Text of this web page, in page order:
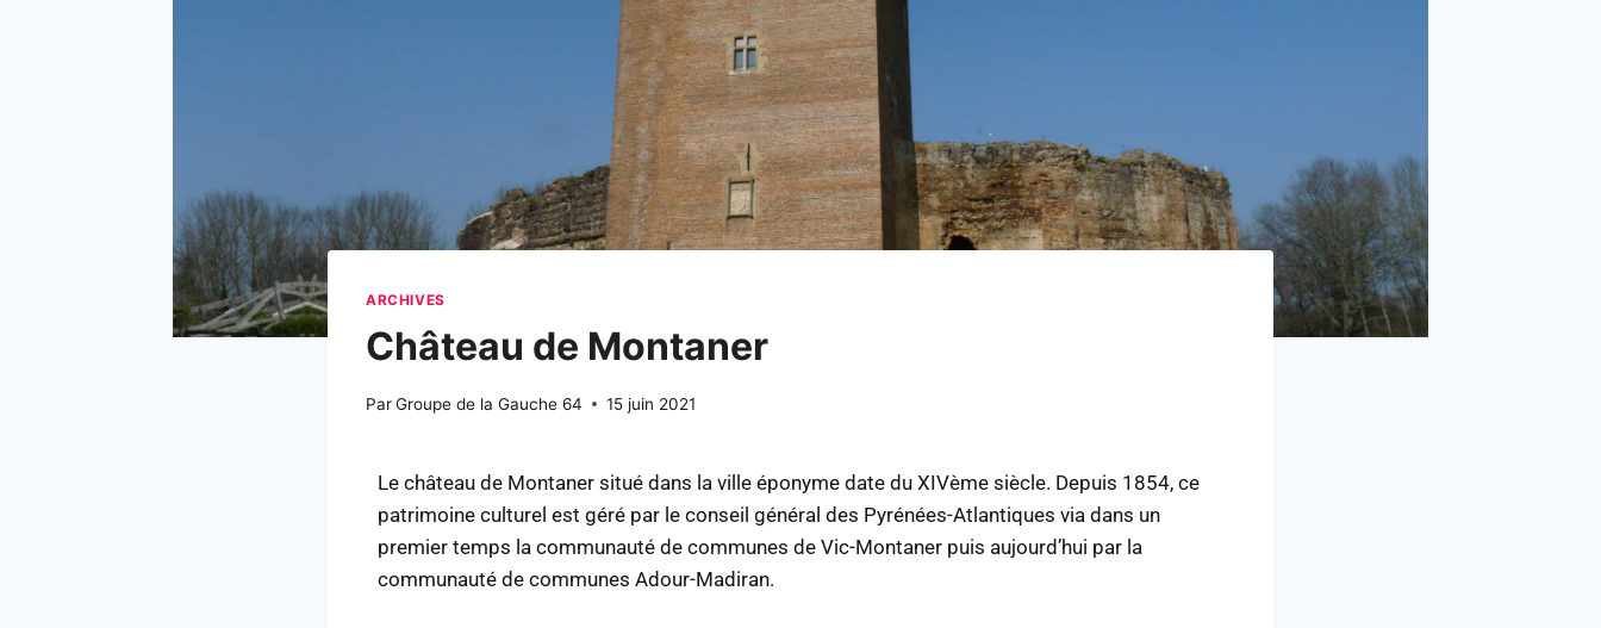
ARCHIVES
Château de Montaner
ParGroupe de la Gauche 64 15 juin 2021
Le château de Montaner situé dans la ville éponyme date du XIVème siècle. Depuis 1854, ce
patrimoine culturel est géré par le conseil général des Pyrénées-Atlantiques via dans un
premier temps la communauté de communes de Vic-Montaner puis aujourd’hui par la
communauté de communes Adour-Madiran.